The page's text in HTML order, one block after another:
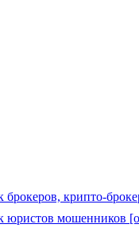
крипто-
юристов мошенников